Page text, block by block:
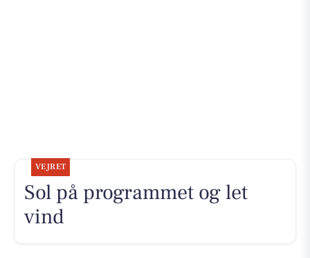
VEJRET
Sol på programmet og let
vind